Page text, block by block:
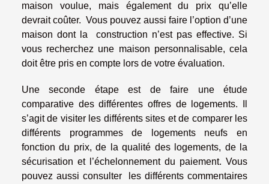
maison voulue, mais également du prix qu’elle
devrait coûter. Vous pouvez aussi faire l’option d’une
maison dont la construction n’est pas effective. Si
vous recherchez une maison personnalisable, cela
doit être pris en compte lors de votre évaluation.
Une seconde étape est de faire une étude
comparative des différentes offres de logements. Il
s’agit de visiter les différents sites et de comparer les
différents programmes de logements neufs en
fonction du prix, de la qualité des logements, de la
sécurisation et l’échelonnement du paiement. Vous
pouvez aussi consulter les différents commentaires